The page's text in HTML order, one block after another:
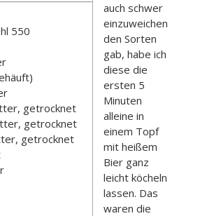
550
getrocknet
getrocknet
getrocknet
auch schwer
einzuweichen
den Sorten
gab, habe ich
diese die
ersten 5
Minuten
alleine in
einem Topf
mit heißem
Bier ganz
leicht köcheln
lassen. Das
waren die